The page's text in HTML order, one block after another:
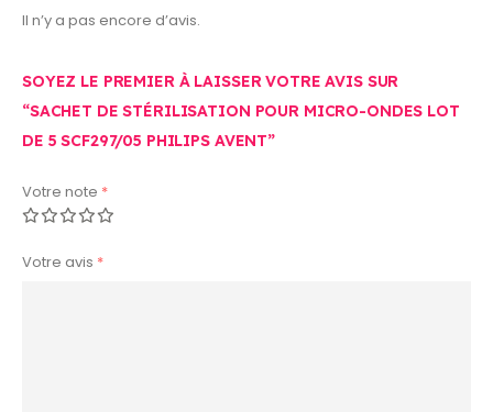
Il n’y a pas encore d’avis.
SOYEZ LE PREMIER À LAISSER VOTRE AVIS SUR
“SACHET DE STÉRILISATION POUR MICRO-ONDES LOT
DE 5 SCF297/05 PHILIPS AVENT”
Votre note *
Votre avis *